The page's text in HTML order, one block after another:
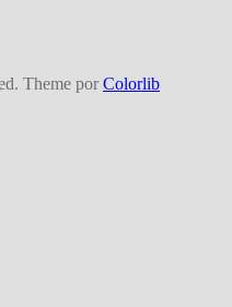
Theme por Colorlib